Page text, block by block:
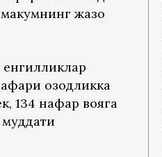
жазо
енгилликлар
озодликка
134 нафар вояга